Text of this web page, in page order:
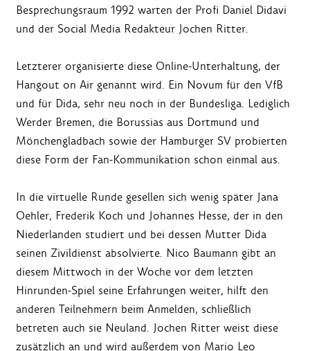
Besprechungsraum 1992 warten der Profi Daniel Didavi
und der Social Media Redakteur Jochen Ritter.
Letzterer organisierte diese Online-Unterhaltung, der
Hangout on Air genannt wird. Ein Novum für den VfB
und für Dida, sehr neu noch in der Bundesliga. Lediglich
Werder Bremen, die Borussias aus Dortmund und
Mönchengladbach sowie der Hamburger SV probierten
diese Form der Fan-Kommunikation schon einmal aus.
In die virtuelle Runde gesellen sich wenig später Jana
Oehler, Frederik Koch und Johannes Hesse, der in den
Niederlanden studiert und bei dessen Mutter Dida
seinen Zivildienst absolvierte. Nico Baumann gibt an
diesem Mittwoch in der Woche vor dem letzten
Hinrunden-Spiel seine Erfahrungen weiter, hilft den
anderen Teilnehmern beim Anmelden, schließlich
betreten auch sie Neuland. Jochen Ritter weist diese
zusätzlich an und wird außerdem von Mario Leo